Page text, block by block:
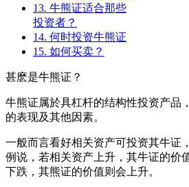
13. 牛熊证适合那些
投资者？
14. 何时投资牛熊证
15. 如何买卖？
甚麽是牛熊证？
牛熊证属於具杠杆的结构性投资产品
的表现及其他因素。
一般而言看好相关资产可投资其牛证
例说，若相关资产上升，其牛证的价
下跌，其熊证的价值则会上升。